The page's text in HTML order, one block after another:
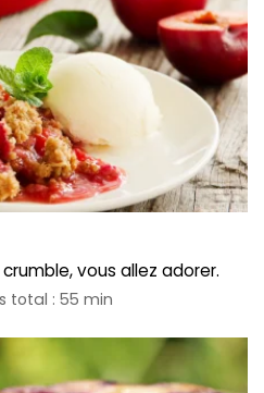
vous allez adorer.
total : 55 min